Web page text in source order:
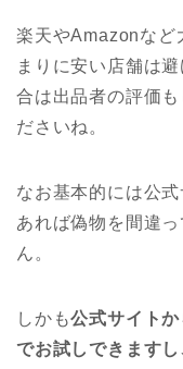
楽天やAmazonなど
まりに安い店舗は
合は出品者の評価
ださいね。
なお基本的には公
あれば偽物を間違
ん。
しかも公式サイト
でお試しできます